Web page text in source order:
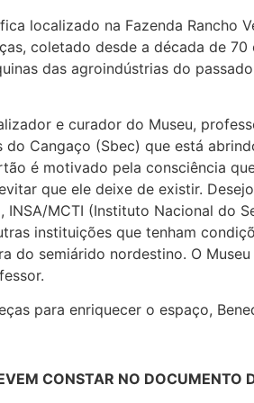
localizado na Fazenda
coletado desde a década de
das agroindústrias do
e curador do Museu,
do Cangaço (Sbec) que está
é motivado pela consciência
que ele deixe de existir.
INSA/MCTI (Instituto Nacional do
instituições que tenham
do semiárido nordestino. O
para enriquecer o espaço,
CONSTAR NO DOCUMENTO